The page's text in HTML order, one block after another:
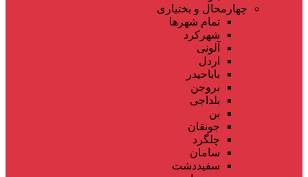
چهارمحال و بختیاری
تمام شهر‌ها
شهرکرد
آلونی
اردل
باباحیدر
بروجن
بلداجی
بن
جونقان
چلگرد
سامان
سفیددشت